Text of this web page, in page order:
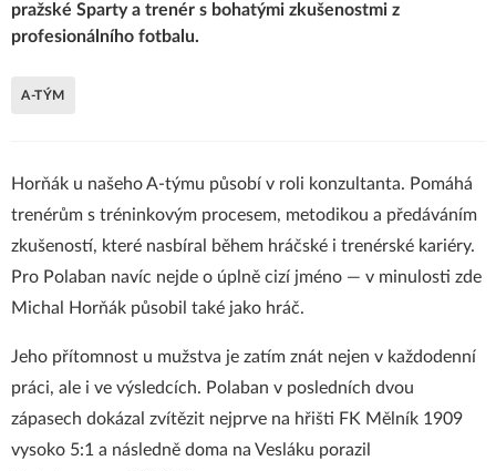
pražské Sparty a trenér s bohatými zkušenostmi z
profesionálního fotbalu.
A-TÝM
Horňák u našeho A-týmu působí v roli konzultanta. Pomáhá
trenérům s tréninkovým procesem, metodikou a předáváním
zkušeností, které nasbíral během hráčské i trenérské kariéry.
Pro Polaban navíc nejde o úplně cizí jméno — v minulosti zde
Michal Horňák působil také jako hráč.
Jeho přítomnost u mužstva je zatím znát nejen v každodenní
práci, ale i ve výsledcích. Polaban v posledních dvou
zápasech dokázal zvítězit nejprve na hřišti FK Mělník 1909
vysoko 5:1 a následně doma na Vesláku porazil